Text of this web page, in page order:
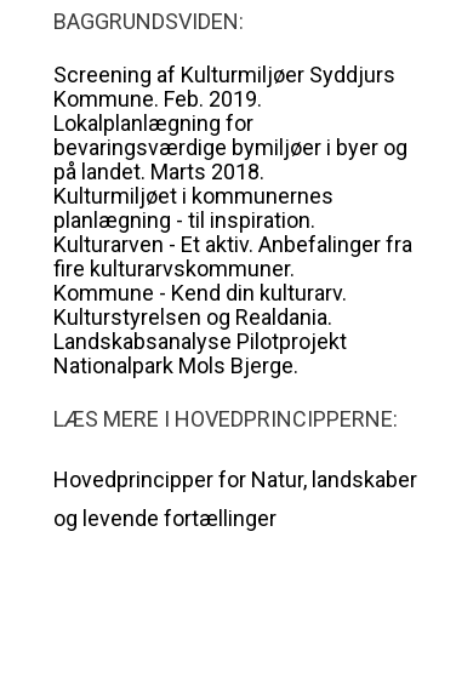
BAGGRUNDSVIDEN:
Screening af Kulturmiljøer Syddjurs
Kommune. Feb. 2019.
Lokalplanlægning for
bevaringsværdige bymiljøer i byer og
på landet. Marts 2018.
Kulturmiljøet i kommunernes
planlægning - til inspiration.
Kulturarven - Et aktiv. Anbefalinger fra
fire kulturarvskommuner.
Kommune - Kend din kulturarv.
Kulturstyrelsen og Realdania.
Landskabsanalyse Pilotprojekt
Nationalpark Mols Bjerge.
LÆS MERE I HOVEDPRINCIPPERNE:
Hovedprincipper for Natur, landskaber
og levende fortællinger